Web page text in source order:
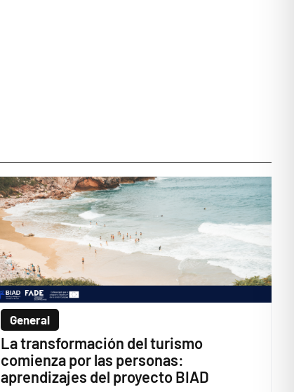
General
La transformación del turismo
comienza por las personas:
aprendizajes del proyecto BIAD